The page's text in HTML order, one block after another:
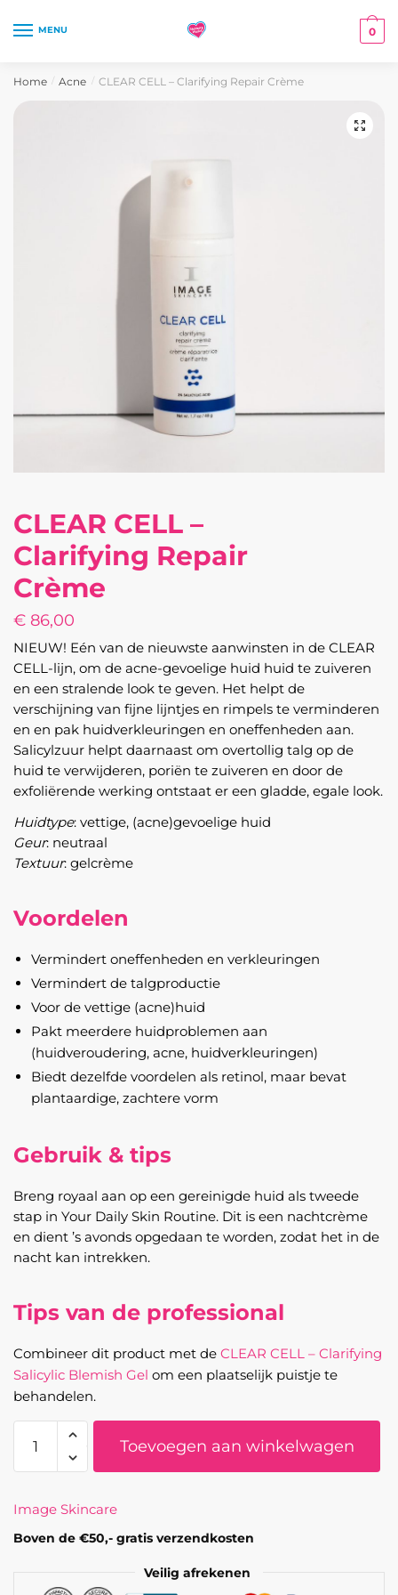
MENU 0
Home Acne CLEAR CELL – Clarifying Repair Crème
CLEAR CELL –
Clarifying Repair
Crème
€ 86,00
NIEUW! Eén van de nieuwste aanwinsten in de CLEAR
CELL-lijn, om de acne-gevoelige huid huid te zuiveren
en een stralende look te geven. Het helpt de
verschijning van fijne lijntjes en rimpels te verminderen
en en pak huidverkleuringen en oneffenheden aan.
Salicylzuur helpt daarnaast om overtollig talg op de
huid te verwijderen, poriën te zuiveren en door de
exfoliërende werking ontstaat er een gladde, egale look.
Huidtype: vettige, (acne)gevoelige huid
Geur: neutraal
Textuur: gelcrème
Voordelen
Vermindert oneffenheden en verkleuringen
Vermindert de talgproductie
Voor de vettige (acne)huid
Pakt meerdere huidproblemen aan
(huidveroudering, acne, huidverkleuringen)
Biedt dezelfde voordelen als retinol, maar bevat
plantaardige, zachtere vorm
Gebruik & tips
Breng royaal aan op een gereinigde huid als tweede
stap in Your Daily Skin Routine. Dit is een nachtcrème
en dient ’s avonds opgedaan te worden, zodat het in de
nacht kan intrekken.
Tips van de professional
Combineer dit product met de CLEAR CELL – Clarifying
Salicylic Blemish Gel om een plaatselijk puistje te
behandelen.
CELL
-
Repair
Crème
Toevoegen aan winkelwagen
Image Skincare
Boven de €50,- gratis verzendkosten
Veilig afrekenen